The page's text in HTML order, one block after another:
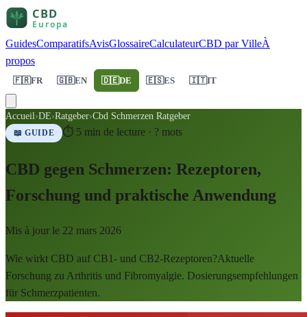
GuidesComparatifsAvisGlossaireCalculateurCBD par VilleÀ
propos
🇫🇷FR 🇬🇧EN 🇩🇪DE 🇪🇸ES 🇮🇹IT
Accueil›DE›Ratgeber›Cbd Schmerzen Ratgeber
📖 GUIDE ⏱ 5 min de lecture · ? mots
CBD gegen Schmerzen: Rezeptoren,
Forschung und praktische Anwendung
Mis à jour le 22 mars 2026
Wie wirkt CBD auf CB1- und CB2-Rezeptoren?Aktuelle
Forschung zu Arthritis und Fibromyalgie. Dosierungsempfehlungen
für Schmerzpatienten.